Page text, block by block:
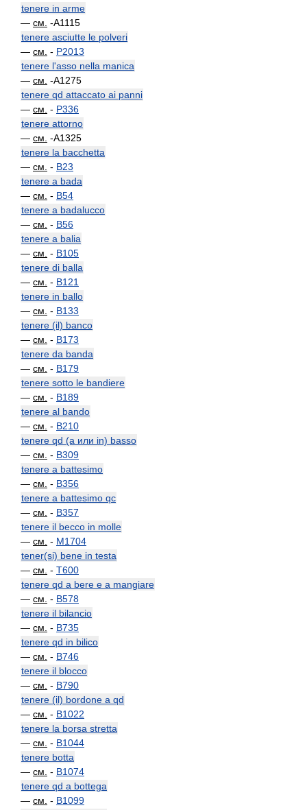
tenere in arme
— см. -A1115
tenere asciutte le polveri
— см. - P2013
tenere l'asso nella manica
— см. -A1275
tenere qd attaccato ai panni
— см. - P336
tenere attorno
— см. -A1325
tenere la bacchetta
— см. - B23
tenere a bada
— см. - B54
tenere a badalucco
— см. - B56
tenere a balia
— см. - B105
tenere di balla
— см. - B121
tenere in ballo
— см. - B133
tenere (il) banco
— см. - B173
tenere da banda
— см. - B179
tenere sotto le bandiere
— см. - B189
tenere al bando
— см. - B210
tenere qd (a или in) basso
— см. - B309
tenere a battesimo
— см. - B356
tenere a battesimo qc
— см. - B357
tenere il becco in molle
— см. - M1704
tener(si) bene in testa
— см. - T600
tenere qd a bere e a mangiare
— см. - B578
tenere il bilancio
— см. - B735
tenere qd in bilico
— см. - B746
tenere il blocco
— см. - B790
tenere (il) bordone a qd
— см. - B1022
tenere la borsa stretta
— см. - B1044
tenere botta
— см. - B1074
tenere qd a bottega
— см. - B1099